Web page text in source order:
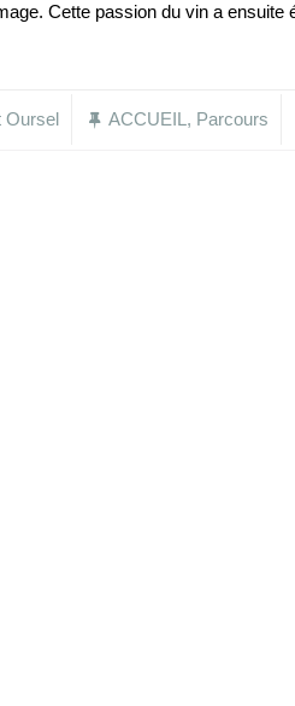
Cette passion du vin a
Oursel ACCUEIL , Parcours